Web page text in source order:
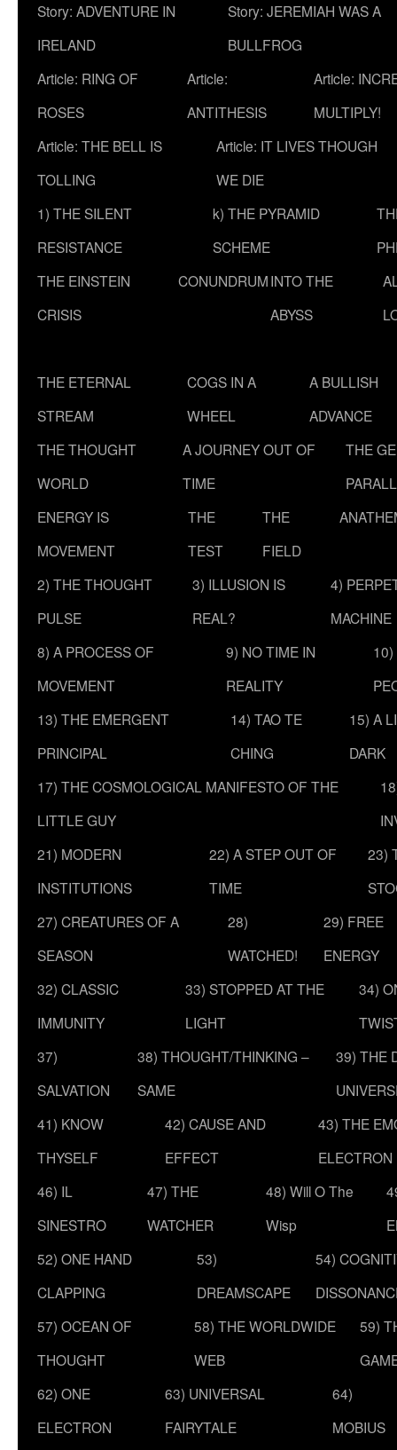
Story: ADVENTURE IN
IRELAND
Story: JEREMIAH WAS A
BULLFROG
Article: RING OF
ROSES
Article:
ANTITHESIS
Article:
MULTIPLY!
Article: THE BELL IS
TOLLING
Article: IT LIVES THOUGH
WE DIE
1) THE SILENT
RESISTANCE
k) THE PYRAMID
SCHEME
THE EINSTEIN
CRISIS
CONUNDRUMINTO THE
ABYSS
THE ETERNAL
STREAM
COGS IN A
WHEEL
A BULLISH
ADVANCE
THE THOUGHT
WORLD
A JOURNEY OUT OF
TIME
THE
ENERGY IS
MOVEMENT
THE
TEST
THE
FIELD
2) THE THOUGHT
PULSE
3) ILLUSION IS
REAL?
4)
MACHINE
8) A PROCESS OF
MOVEMENT
9) NO TIME IN
REALITY
13) THE EMERGENT
PRINCIPAL
14) TAO TE
CHING
15) A
DARK
17) THE COSMOLOGICAL MANIFESTO OF THE
LITTLE GUY
21) MODERN
INSTITUTIONS
22) A STEP OUT OF
TIME
23)
27) CREATURES OF A
SEASON
28)
WATCHED!
29) FREE
ENERGY
32) CLASSIC
IMMUNITY
33) STOPPED AT THE
LIGHT
34)
37)
SALVATION
38) THOUGHT/THINKING –
SAME
39) THE
41) KNOW
THYSELF
42) CAUSE AND
EFFECT
43) THE
ELECTRON
46) IL
SINESTRO
47) THE
WATCHER
48) Will O The
Wisp
52) ONE HAND
CLAPPING
53)
DREAMSCAPE
54)
57) OCEAN OF
THOUGHT
58) THE WORLDWIDE
WEB
59)
62) ONE
ELECTRON
63) UNIVERSAL
FAIRYTALE
64)
MOBIUS